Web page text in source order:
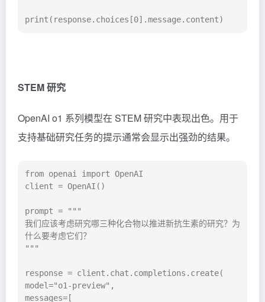
print(response.choices[0].message.content)
STEM 研究
OpenAI o1 系列模型在 STEM 研究中表现出色。用于
支持基础研究任务的提示通常会显示出强劲的结果。
from openai import OpenAI
client = OpenAI()
prompt = """
我们应该考虑研究哪三种化合物以推进新抗生素的研究？为
什么要考虑它们？
"""
response = client.chat.completions.create(
model="o1-preview",
messages=[